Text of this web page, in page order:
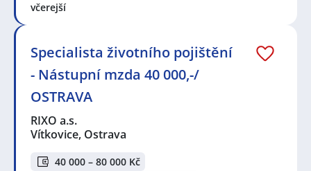
včerejší
Specialista životního pojištění
- Nástupní mzda 40 000,-/
OSTRAVA
RIXO a.s.
Vítkovice, Ostrava
40 000 – 80 000 Kč